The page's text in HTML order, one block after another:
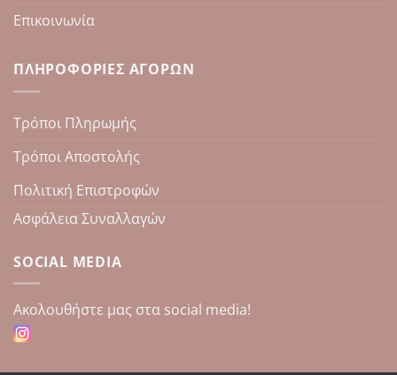
Επικοινωνία
ΠΛΗΡΟΦΟΡΊΕΣ ΑΓΟΡΏΝ
Τρόποι Πληρωμής
Τρόποι Αποστολής
Πολιτική Επιστροφών
Ασφάλεια Συναλλαγών
SOCIAL MEDIA
Aκολουθήστε μας στα social media!